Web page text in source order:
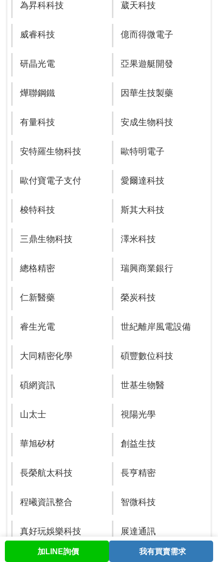
股票查詢 與我聯繫 會員中心
為昇科科技 葳天科技
威睿科技 億而得微電子
研晶光電 亞果遊艇開發
燁聯鋼鐵 因華生技製藥
有量科技 安成生物科技
安特羅生物科技 歐特明電子
歐付寶電子支付 愛爾達科技
梭特科技 斯其大科技
三鼎生物科技 澤米科技
總格精密 瑞興商業銀行
仁新醫藥 榮炭科技
睿生光電 世紀離岸風電設備
大同精密化學 碩豐數位科技
碩網資訊 世基生物醫
山太士 視陽光學
華旭矽材 創益生技
長榮航太科技 長亨精密
程曦資訊整合 智微科技
真好玩娛樂科技 展達通訊
加LINE詢價 我有買賣需求